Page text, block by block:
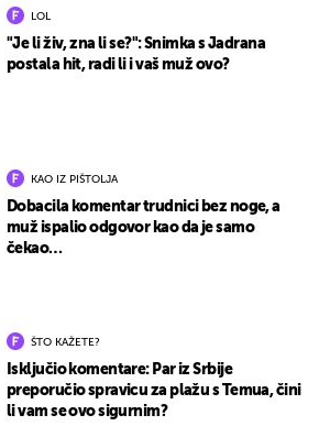
LOL
"Je li živ, zna li se?": Snimka s Jadrana
postala hit, radi li i vaš muž ovo?
KAO IZ PIŠTOLJA
Dobacila komentar trudnici bez noge, a
muž ispalio odgovor kao da je samo
čekao…
ŠTO KAŽETE?
Isključio komentare: Par iz Srbije
preporučio spravicu za plažu s Temua, čini
li vam se ovo sigurnim?